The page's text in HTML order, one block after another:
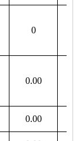
0
0.00
0.00